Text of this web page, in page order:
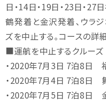
日・14日・19日・23日・
鶴発着と金沢発着、ウラ
ズを中止する。コースの詳
■運航を中止するクルーズ
・2020年7月3日 7泊8日
・2020年7月4日 7泊8日
・2020年7月5日 7泊8日